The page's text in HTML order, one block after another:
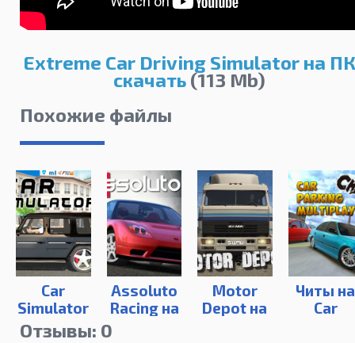
Extreme Car Driving Simulator на ПК
скачать (113 Mb)
Похожие файлы
Car
Simulator
2 на ПК
Assoluto
Racing на
Motor
Depot на
Читы на
Car
Отзывы: 0